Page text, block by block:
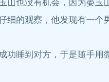
也没有机会，因为晏玉
的观察，他发现有一个
睡到对方，于是随手用